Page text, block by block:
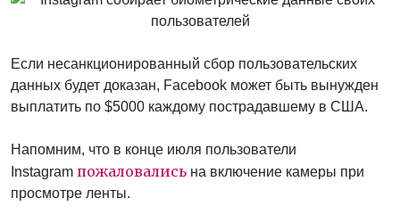
Если несанкционированный сбор пользовательских
данных будет доказан, Facebook может быть вынужден
выплатить по $5000 каждому пострадавшему в США.
Напомним, что в конце июля пользователи
Instagram пожаловались на включение камеры при
просмотре ленты.